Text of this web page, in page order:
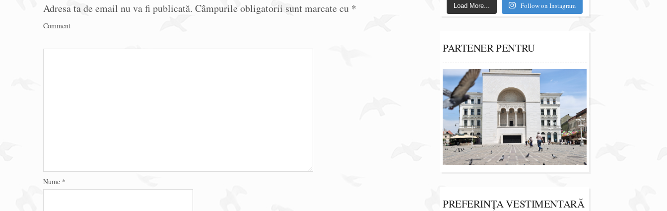
Adresa ta de email nu va fi publicată. Câmpurile obligatorii sunt marcate cu *
Comment
Nume *
Load More... Follow on Instagram
PARTENER PENTRU
PREFERINȚA VESTIMENTARĂ